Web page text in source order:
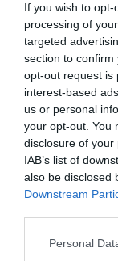
If you wish to
processing of
targeted
section to
opt-out request is
interest-based
us or personal
your opt-out. You
disclosure of
IAB’s list of
also be disclosed
Downstream
Personal
Κλείνοντας
κάλεσε τους
θεωρητική
δράση.
είναι
τρόπο
συνάντησης σε
πρωτοβουλίες
Η τοποθέτηση